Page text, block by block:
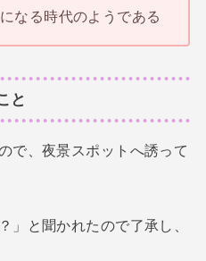
なる時代のようである
と
で、夜景スポットへ誘って
」と聞かれたので了承し、